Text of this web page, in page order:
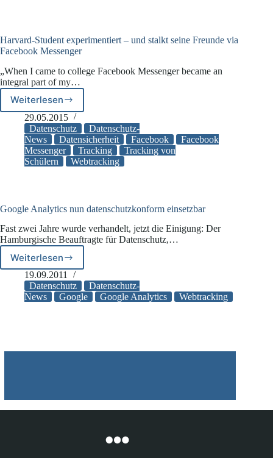
Harvard-Student experimentiert – und stalkt seine Freunde via
Facebook Messenger
„When I came to college Facebook Messenger became an
integral part of my…
Weiterlesen
Harvard-
Student
experimentiert
–
und
stalkt
Facebook
29.05.2015
Datenschutz
Datenschutz-
News
Datensicherheit Facebook
Facebook
Messenger
Tracking
Tracking von
Schülern
Webtracking
Google Analytics nun datenschutzkonform einsetzbar
Fast zwei Jahre wurde verhandelt, jetzt die Einigung: Der
Hamburgische Beauftragte für Datenschutz,…
Weiterlesen
Google
Analytics
nun
datenschutzkonform
19.09.2011
Datenschutz
Datenschutz-
News
Google Google Analytics Webtracking